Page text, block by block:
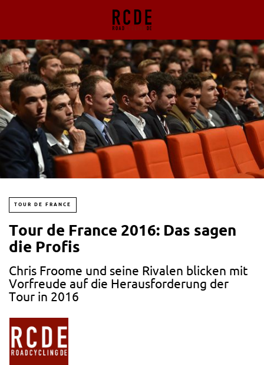
TOUR DE FRANCE
Tour de France 2016: Das sagen
die Profis
Chris Froome und seine Rivalen blicken mit
Vorfreude auf die Herausforderung der
Tour in 2016